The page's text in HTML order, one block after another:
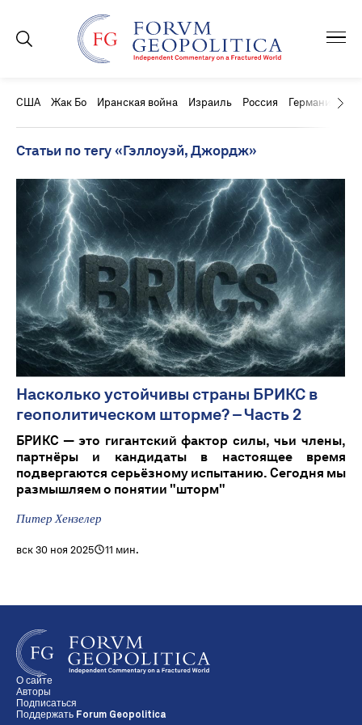
США Жак Бо Иранская война Израиль Россия Германия
Статьи по тегу «Гэллоуэй, Джордж»
Насколько устойчивы страны БРИКС в
геополитическом шторме? – Часть 2
БРИКС — это гигантский фактор силы, чьи члены,
партнёры и кандидаты в настоящее время
подвергаются серьёзному испытанию. Сегодня мы
размышляем о понятии "шторм"
Питер Хензелер
вск 30 ноя 2025 11 мин.
О сайте
Авторы
Подписаться
Поддержать Forum Geopolitica